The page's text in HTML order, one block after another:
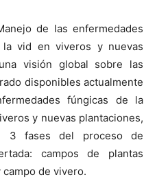
de las enfermedades
vid en viveros y nuevas
visión global sobre las
disponibles actualmente
fúngicas de la
y nuevas plantaciones,
3 fases del proceso de
campos de plantas
de vivero.